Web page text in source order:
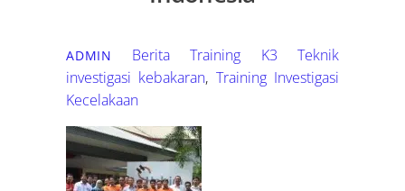
ADMIN Berita Training K3
Teknik
investigasi kebakaran, Training Investigasi
Kecelakaan